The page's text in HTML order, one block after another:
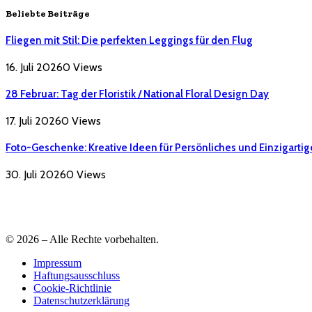
Beliebte Beiträge
Fliegen mit Stil: Die perfekten Leggings für den Flug
16. Juli 20260 Views
28 Februar: Tag der Floristik / National Floral Design Day
17. Juli 20260 Views
Foto-Geschenke: Kreative Ideen für Persönliches und
30. Juli 20260 Views
© 2026 – Alle Rechte vorbehalten.
Impressum
Haftungsausschluss
Cookie-Richtlinie
Datenschutzerklärung